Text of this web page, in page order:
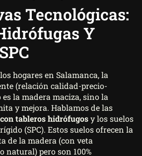
Tecnológicas:
Y
hogares en Salamanca, la
(relación calidad-precio-
la madera maciza, sino la
y mejora. Hablamos de las
con tableros hidrófugosy los suelos
(SPC). Estos suelos ofrecen la
de la madera (con veta
natural) pero son 100%